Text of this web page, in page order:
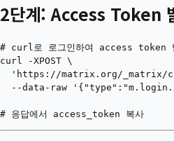
2단계: Access Token
# curl로 로그인하여 access token
curl -XPOST \
'https://matrix.org/_matrix/
--data-raw